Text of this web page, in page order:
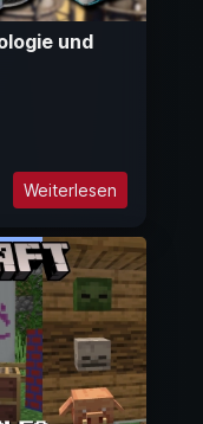
und
Weiterlesen